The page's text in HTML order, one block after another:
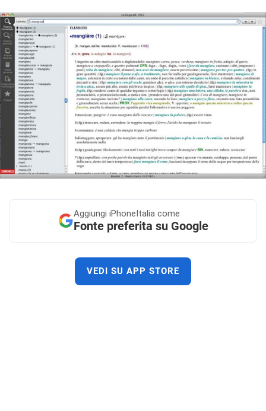
Aggiungi iPhoneItalia come
Fonte preferita su Google
VEDI SU APP STORE